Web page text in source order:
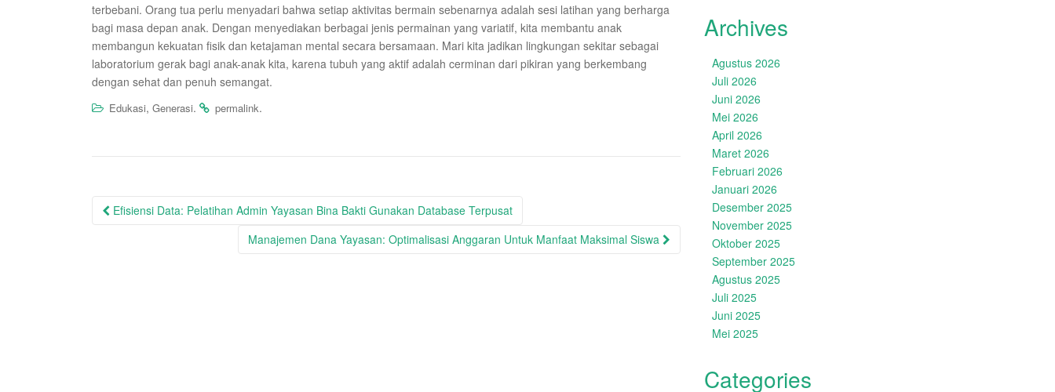
terbebani. Orang tua perlu menyadari bahwa setiap aktivitas bermain sebenarnya adalah sesi latihan yang berharga
bagi masa depan anak. Dengan menyediakan berbagai jenis permainan yang variatif, kita membantu anak
membangun kekuatan fisik dan ketajaman mental secara bersamaan. Mari kita jadikan lingkungan sekitar sebagai
laboratorium gerak bagi anak-anak kita, karena tubuh yang aktif adalah cerminan dari pikiran yang berkembang
dengan sehat dan penuh semangat.
Edukasi, Generasi. permalink.
Post
Efisiensi Data: Pelatihan Admin Yayasan Bina Bakti Gunakan Database Terpusat
Manajemen Dana Yayasan: Optimalisasi Anggaran Untuk Manfaat Maksimal Siswa
Archives
Agustus 2026
Juli 2026
Juni 2026
Mei 2026
April 2026
Maret 2026
Februari 2026
Januari 2026
Desember 2025
November 2025
Oktober 2025
September 2025
Agustus 2025
Juli 2025
Juni 2025
Mei 2025
Categories